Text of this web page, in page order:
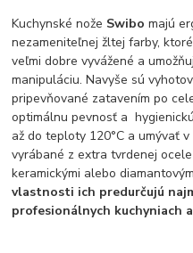
Kuchynské nože Swibo majú
nezameniteľnej žltej farby,
veľmi dobre vyvážené a
manipuláciu. Navyše sú
pripevňované zatavením po
optimálnu pevnosť a
až do teploty 120°C a umývať
vyrábané z extra tvrdenej
keramickými alebo
vlastnosti ich predurčujú
profesionálnych kuchyniach